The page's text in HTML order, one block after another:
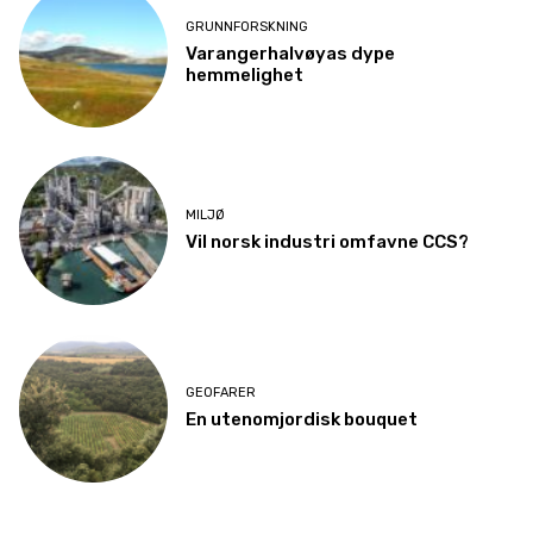
GRUNNFORSKNING
Varangerhalvøyas dype
hemmelighet
MILJØ
Vil norsk industri omfavne CCS?
GEOFARER
En utenomjordisk bouquet